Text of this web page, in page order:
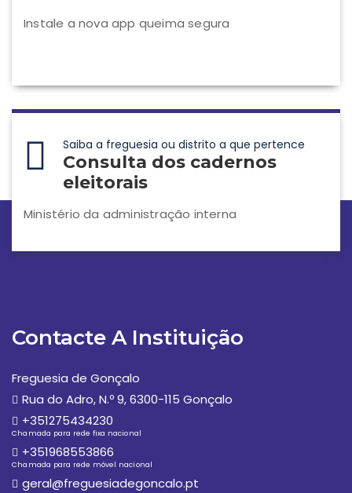
Instale a nova app queima segura
Saiba a freguesia ou distrito a que pertence
Consulta dos cadernos
eleitorais
Ministério da administração interna
Contacte A Instituição
Freguesia de Gonçalo
Rua do Adro, N.º 9, 6300-115 Gonçalo
+351275434230
Chamada para rede fixa nacional
+351968553866
Chamada para rede móvel nacional
geral@freguesiadegoncalo.pt